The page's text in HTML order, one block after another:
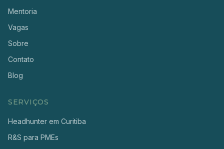
Mentoria
Vagas
Sobre
Contato
Blog
SERVIÇOS
Headhunter em Curitiba
R&S para PMEs